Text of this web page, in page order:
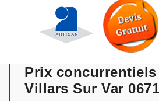
Prix
Villars Sur Var